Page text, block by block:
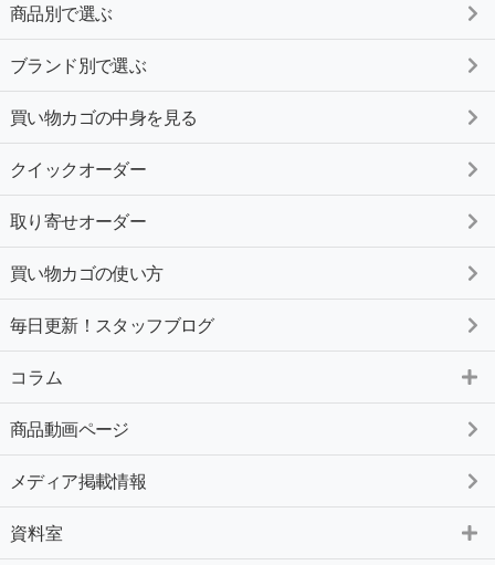
商品別で選ぶ
ブランド別で選ぶ
買い物カゴの中身を見る
クイックオーダー
取り寄せオーダー
買い物カゴの使い方
毎日更新！スタッフブログ
コラム
商品動画ページ
メディア掲載情報
資料室